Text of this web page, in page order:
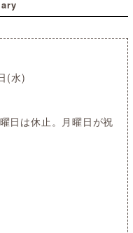
(水)
日は休止。月曜日が祝